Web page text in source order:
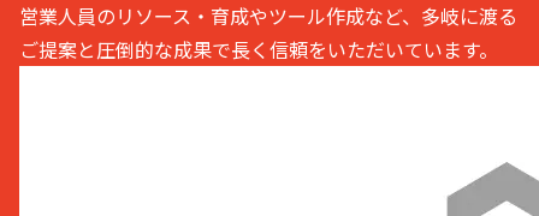
営業人員のリソース・育成やツール作成など、多岐に渡る
ご提案と圧倒的な成果で長く信頼をいただいています。